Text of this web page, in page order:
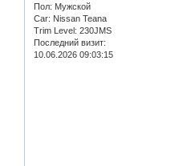
Пол: Мужской
Car: Nissan Teana
Trim Level: 230JMS
Последний визит:
10.06.2026 09:03:15